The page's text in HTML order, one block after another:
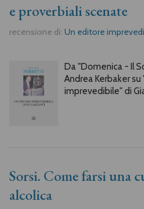
e proverbiali scenate
recensione di: Un editore
Da "Domenica - Il
Andrea Kerbaker
imprevedibile" di
Sorsi. Come farsi una
alcolica